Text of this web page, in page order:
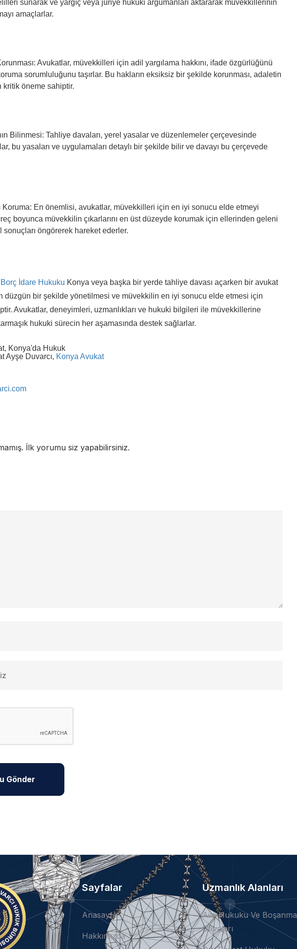
sunarak ve yargıç veya jüriye hukuki argümanları aktararak müvekkillerinin
amaçlarlar.
Avukatlar, müvekkilleri için adil yargılama hakkını, ifade özgürlüğünü
sorumluluğunu taşırlar. Bu hakların eksiksiz bir şekilde korunması, adaletin
kritik öneme sahiptir.
Bilinmesi: Tahliye davaları, yerel yasalar ve düzenlemeler çerçevesinde
bu yasaları ve uygulamaları detaylı bir şekilde bilir ve davayı bu çerçevede
Koruma: En önemlisi, avukatlar, müvekkilleri için en iyi sonucu elde etmeyi
boyunca müvekkilin çıkarlarını en üst düzeyde korumak için ellerinden geleni
öngörerek hareket ederler.
Borç İdare Hukuku Konya veya başka bir yerde tahliye davası açarken bir avukat
düzgün bir şekilde yönetilmesi ve müvekkilin en iyi sonucu elde etmesi için
Avukatlar, deneyimleri, uzmanlıkları ve hukuki bilgileri ile müvekkillerine
hukuki sürecin her aşamasında destek sağlarlar.
Konya'da Hukuk
Ayşe Duvarcı, Konya Avukat
İlk yorumu siz yapabilirsiniz.
Gönder
Sayfalar
Anasayfa
Hakkımızda
Uzmanlık Alanları
Aile Hukuku Ve Boşanma
Davaları